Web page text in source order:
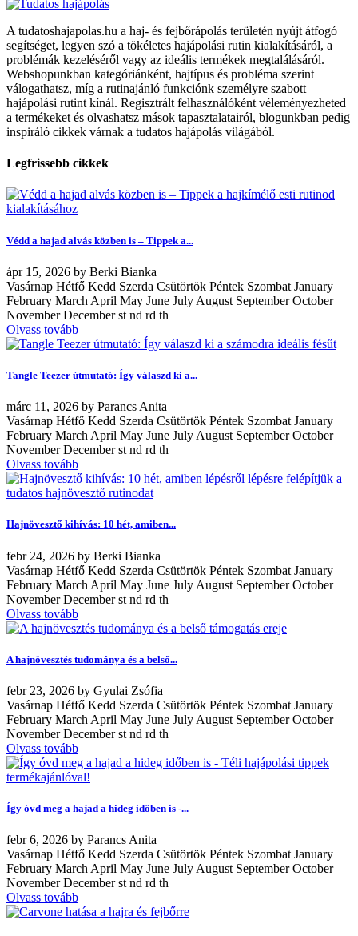
A tudatoshajapolas.hu a haj- és fejbőrápolás területén nyújt átfogó
segítséget, legyen szó a tökéletes hajápolási rutin kialakításáról, a
problémák kezeléséről vagy az ideális termékek megtalálásáról.
Webshopunkban kategóriánként, hajtípus és probléma szerint
válogathatsz, míg a rutinajánló funkciónk személyre szabott
hajápolási rutint kínál. Regisztrált felhasználóként véleményezheted
a termékeket és olvashatsz mások tapasztalatairól, blogunkban pedig
inspiráló cikkek várnak a tudatos hajápolás világából.
Legfrissebb cikkek
Védd a hajad alvás közben is – Tippek a...
ápr 15, 2026 by Berki Bianka
Vasárnap Hétfő Kedd Szerda Csütörtök Péntek Szombat January
February March April May June July August September October
November December st nd rd th
Olvass tovább
Tangle Teezer útmutató: Így válaszd ki a...
márc 11, 2026 by Parancs Anita
Vasárnap Hétfő Kedd Szerda Csütörtök Péntek Szombat January
February March April May June July August September October
November December st nd rd th
Olvass tovább
Hajnövesztő kihívás: 10 hét, amiben...
febr 24, 2026 by Berki Bianka
Vasárnap Hétfő Kedd Szerda Csütörtök Péntek Szombat January
February March April May June July August September October
November December st nd rd th
Olvass tovább
A hajnövesztés tudománya és a belső...
febr 23, 2026 by Gyulai Zsófia
Vasárnap Hétfő Kedd Szerda Csütörtök Péntek Szombat January
February March April May June July August September October
November December st nd rd th
Olvass tovább
Így óvd meg a hajad a hideg időben is -...
febr6, 2026 by Parancs Anita
Vasárnap Hétfő Kedd Szerda Csütörtök Péntek Szombat January
February March April May June July August September October
November December st nd rd th
Olvass tovább